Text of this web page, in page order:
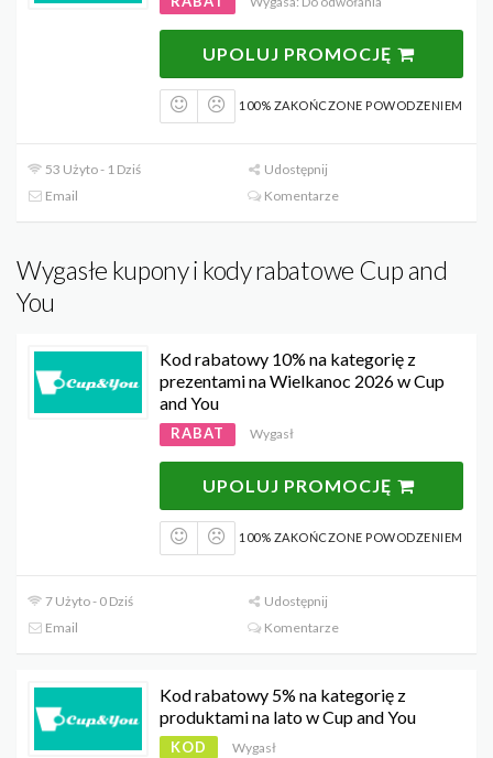
UPOLUJ PROMOCJĘ
100% ZAKOŃCZONE POWODZENIEM
53 Użyto - 1 Dziś
Udostępnij
Email
Komentarze
Wygasłe kupony i kody rabatowe Cup and
You
Kod rabatowy 10% na kategorię z
prezentami na Wielkanoc 2026 w Cup
and You
RABAT Wygasł
UPOLUJ PROMOCJĘ
100% ZAKOŃCZONE POWODZENIEM
7 Użyto - 0 Dziś
Udostępnij
Email
Komentarze
Kod rabatowy 5% na kategorię z
produktami na lato w Cup and You
KOD Wygasł